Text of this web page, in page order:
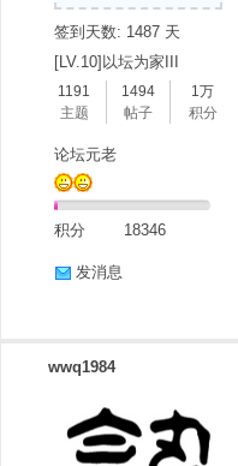
签到天数: 1487 天
[LV.10]以坛为家III
1191
主题
1494
帖子
1万
积分
论坛元老
积分 18346
发消息
wwq1984